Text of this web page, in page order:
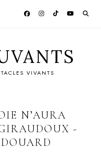
VIVANTS
N’AURA
-